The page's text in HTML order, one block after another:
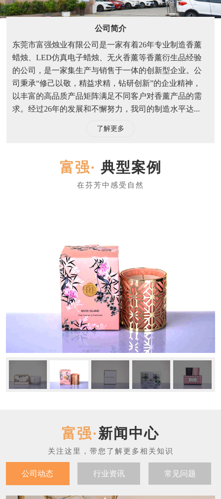
公司简介
东莞市富强烛业有限公司是一家有着26年专业制造香薰
蜡烛、LED仿真电子蜡烛、无火香薰等香薰衍生品经验
的公司，是一家集生产与销售于一体的创新型企业。公
司秉承“修己以敬，精益求精，钻研创新”的企业精神，
以丰富的高品质产品矩阵满足不同客户对香薰产品的需
求。经过26年的发展和不懈努力，我司的制造水平达...
了解更多
典型案例
新闻中心
公司动态 行业资讯 常见问题